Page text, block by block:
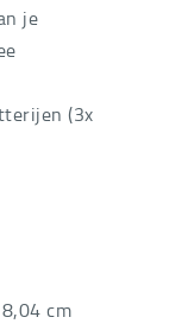
je
(3x
cm